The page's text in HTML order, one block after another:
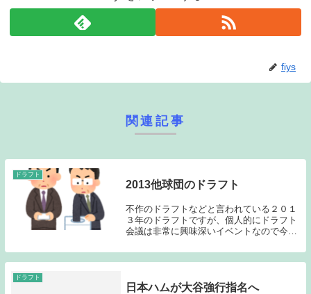
fiys
関連記事
ドラフト
2013他球団のドラフト
不作のドラフトなどと言われている２０１
３年のドラフトですが、個人的にドラフト
会議は非常に興味深いイベントなので今年
述べたいと思います。先日「ドラ１ １２
人は誰だ？」という記事も書いたのでドラ
ドラフト
日本ハムが大谷強行指名へ